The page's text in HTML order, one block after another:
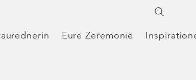
Eure Zeremonie